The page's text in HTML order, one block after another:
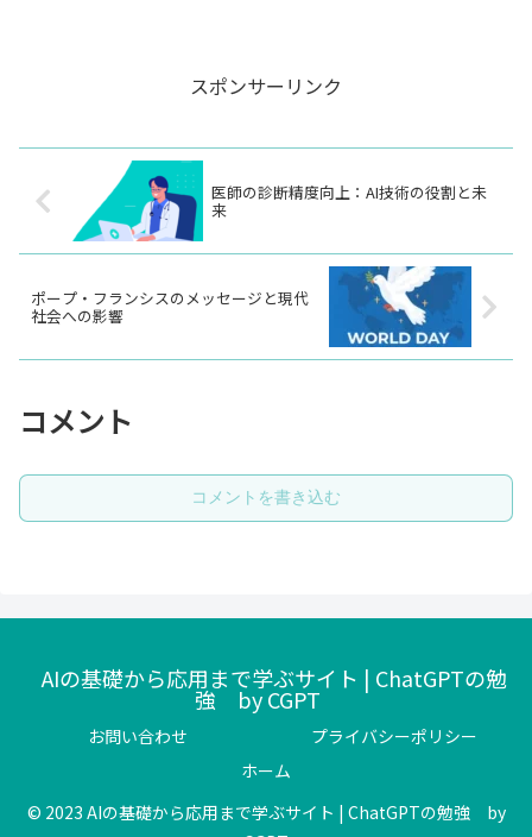
スポンサーリンク
医師の診断精度向上：AI技術の役割と未
来
ポープ・フランシスのメッセージと現代
社会への影響
コメント
コメントを書き込む
AIの基礎から応用まで学ぶサイト | ChatGPTの勉
強 by CGPT
お問い合わせ
プライバシーポリシー
ホーム
© 2023 AIの基礎から応用まで学ぶサイト | ChatGPTの勉強 by